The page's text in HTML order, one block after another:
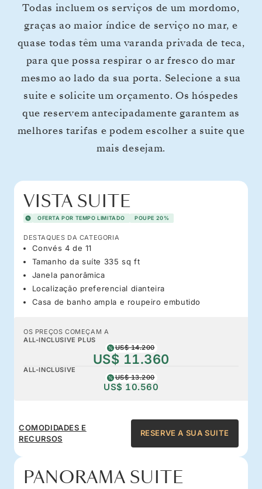
Todas incluem os serviços de um mordomo,
graças ao maior índice de serviço no mar, e
quase todas têm uma varanda privada de teca,
para que possa respirar o ar fresco do mar
mesmo ao lado da sua porta. Selecione a sua
suite e solicite um orçamento. Os hóspedes
que reservem antecipadamente garantem as
melhores tarifas e podem escolher a suite que
mais desejam.
VISTA SUITE
OFERTA POR TEMPO LIMITADO POUPE 20%
DESTAQUES DA CATEGORIA
Convés 4 de 11
Tamanho da suíte 335 sq ft
Janela panorâmica
Localização preferencial dianteira
Casa de banho ampla e roupeiro embutido
OS PREÇOS COMEÇAM A
ALL-INCLUSIVE PLUS
US$ 14.200
US$ 11.360
ALL-INCLUSIVE
US$ 13.200
US$ 10.560
COMODIDADES E
RECURSOS
RESERVE A SUA SUITE
PANORAMA SUITE